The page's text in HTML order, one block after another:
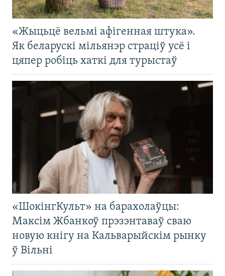
«Жыцьцё вельмі афігенная штука».
Як беларускі мільянэр страціў усё і
цяпер робіць хаткі для турыстаў
«ШокінгКульт» на барахолаўцы:
Максім Жбанкоў прэзэнтаваў сваю
новую кнігу на Кальварыйскім рынку
ў Вільні